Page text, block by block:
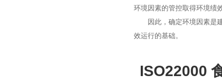
环境因素的管控取得环境绩
因此，确定环境因素是建
效运行的基础。
ISO22000